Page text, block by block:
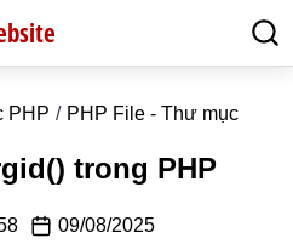
PHP PHP File - Thư mục
trong PHP
09/08/2025